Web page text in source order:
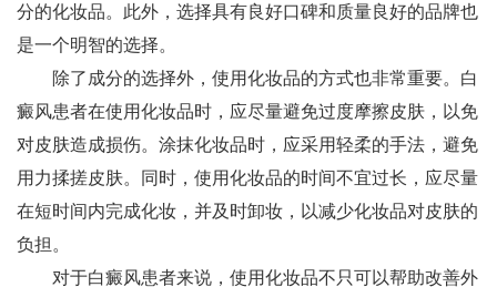
分的化妆品。此外，选择具有良好口碑和质量良好的品牌也
是一个明智的选择。
除了成分的选择外，使用化妆品的方式也非常重要。白
癜风患者在使用化妆品时，应尽量避免过度摩擦皮肤，以免
对皮肤造成损伤。涂抹化妆品时，应采用轻柔的手法，避免
用力揉搓皮肤。同时，使用化妆品的时间不宜过长，应尽量
在短时间内完成化妆，并及时卸妆，以减少化妆品对皮肤的
负担。
对于白癜风患者来说，使用化妆品不只可以帮助改善外